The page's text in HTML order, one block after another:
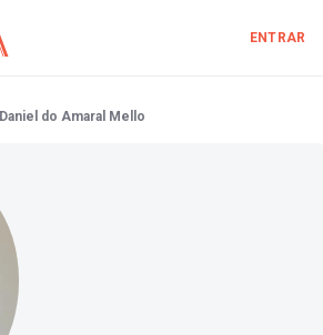
ENTRAR
Daniel do Amaral Mello